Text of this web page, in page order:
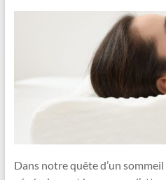
Dans notre quête d’un